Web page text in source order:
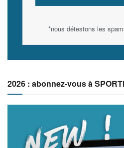
*nous détestons les
2026 : abonnez-vous à